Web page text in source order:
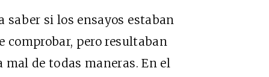
saber si los ensayos estaban
comprobar, pero resultaban
de todas maneras. En el